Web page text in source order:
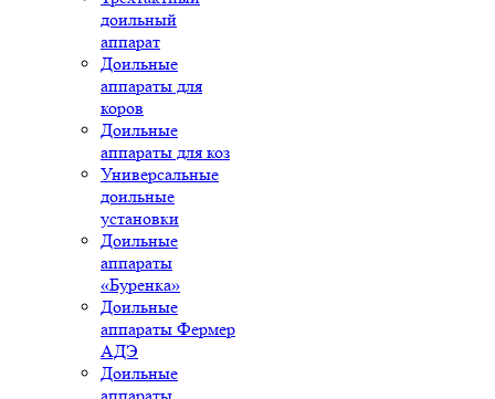
доильный
аппарат
Доильные
аппараты для
коров
Доильные
аппараты для коз
Универсальные
доильные
установки
Доильные
аппараты
«Буренка»
Доильные
аппараты Фермер
АДЭ
Доильные